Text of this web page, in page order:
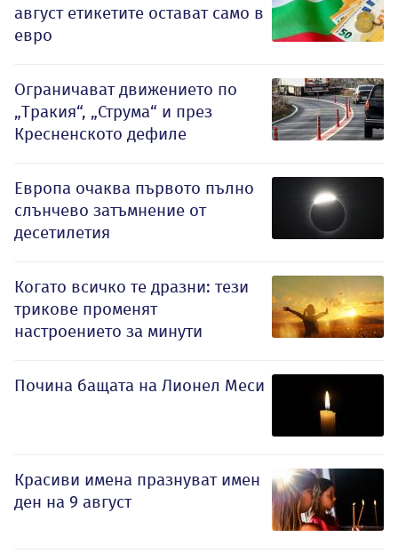
август етикетите остават само в
евро
Ограничават движението по
„Тракия“, „Струма“ и през
Кресненското дефиле
Европа очаква първото пълно
слънчево затъмнение от
десетилетия
Когато всичко те дразни: тези
трикове променят
настроението за минути
Почина бащата на Лионел Меси
Красиви имена празнуват имен
ден на 9 август